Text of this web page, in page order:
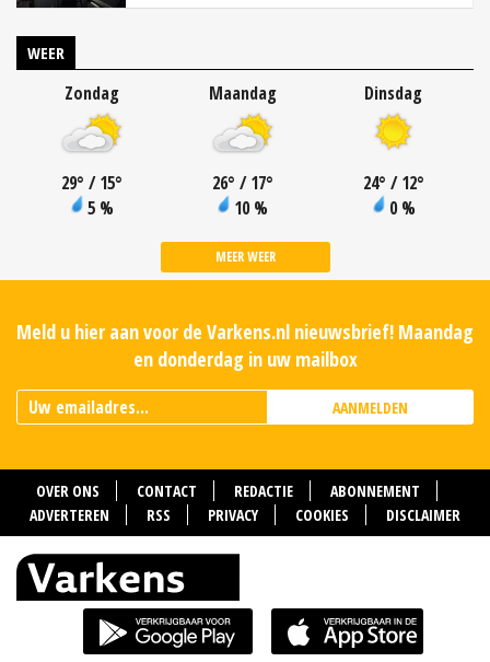
WEER
Zondag
29° / 15°
5 %
Maandag
26° / 17°
10 %
Dinsdag
24° / 12°
0 %
MEER WEER
Meld u hier aan voor de Varkens.nl nieuwsbrief! Maandag
en donderdag in uw mailbox
AANMELDEN
OVER ONS CONTACT REDACTIE
ABONNEMENT
ADVERTEREN
RSS PRIVACY COOKIES DISCLAIMER